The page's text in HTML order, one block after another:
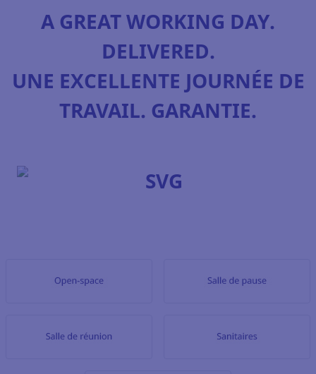
A GREAT WORKING DAY.
DELIVERED.
UNE EXCELLENTE JOURNÉE DE
TRAVAIL. GARANTIE.